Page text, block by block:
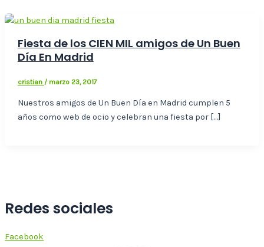
Fiesta de los CIEN MIL amigos de Un Buen
Día En Madrid
cristian / marzo 23, 2017
Nuestros amigos de Un Buen Día en Madrid cumplen 5
años como web de ocio y celebran una fiesta por […]
Redes sociales
Facebook